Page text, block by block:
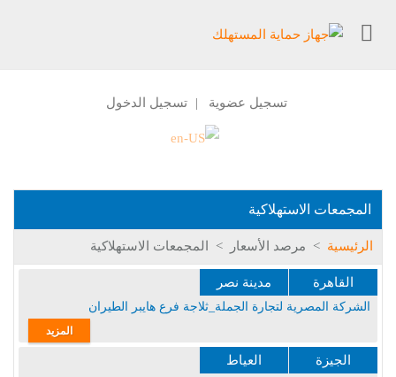
تسجيل عضوية | تسجيل الدخول
المجمعات الاستهلاكية
الرئيسية > مرصد الأسعار > المجمعات الاستهلاكية
القاهرة مدينة نصر
الشركة المصرية لتجارة الجملة_ثلاجة فرع هايبر الطيران
المزيد
الجيزة العياط